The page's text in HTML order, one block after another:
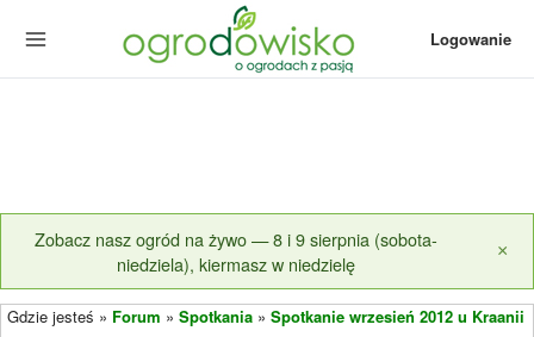
Logowanie
Zobacz nasz ogród na żywo — 8 i 9 sierpnia (sobota-
niedziela), kiermasz w niedzielę
×
Gdzie jesteś » Forum » Spotkania » Spotkanie wrzesień 2012 u Kraanii